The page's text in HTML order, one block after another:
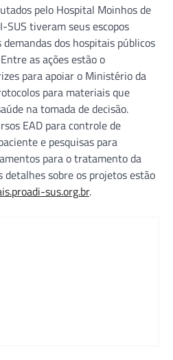
pelo Hospital Moinhos de
SUS tiveram seus escopos
dos hospitais públicos
as ações estão o
para apoiar o Ministério da
para materiais que
na tomada de decisão.
EAD para controle de
e pesquisas para
para o tratamento da
sobre os projetos estão
sus.org.br.